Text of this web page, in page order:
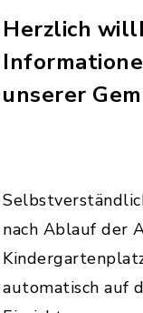
Herzlich
unserer
nach Ablauf der
automatisch auf